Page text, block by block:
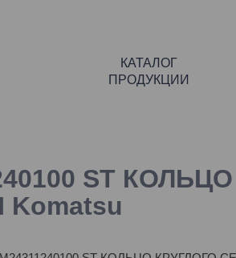
КАТАЛОГ
ПРОДУКЦИИ
ST